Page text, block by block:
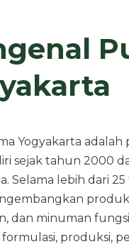
Yogyakarta
sejak tahun 2000
Selama lebih dari
dan minuman
produksi,